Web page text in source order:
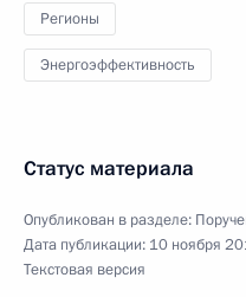
Регионы
Энергоэффективность
Статус материала
Опубликован в разделе:
Дата публикации: 10 ноября
Текстовая версия